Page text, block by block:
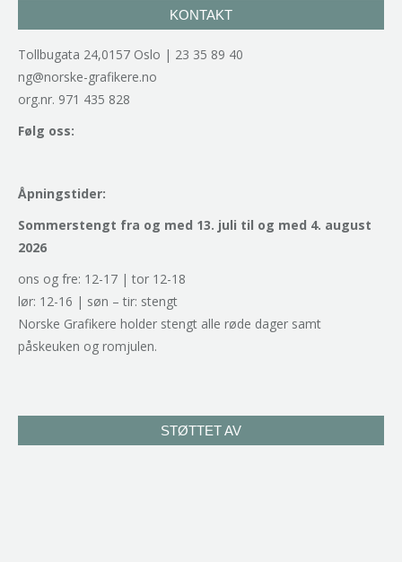
KONTAKT
Tollbugata 24,0157 Oslo | 23 35 89 40
ng@norske-grafikere.no
org.nr. 971 435 828
Følg oss:
Åpningstider:
Sommerstengt fra og med 13. juli til og med 4. august
2026
ons og fre: 12-17 | tor 12-18
lør: 12-16 | søn – tir: stengt
Norske Grafikere holder stengt alle røde dager samt
påskeuken og romjulen.
STØTTET AV